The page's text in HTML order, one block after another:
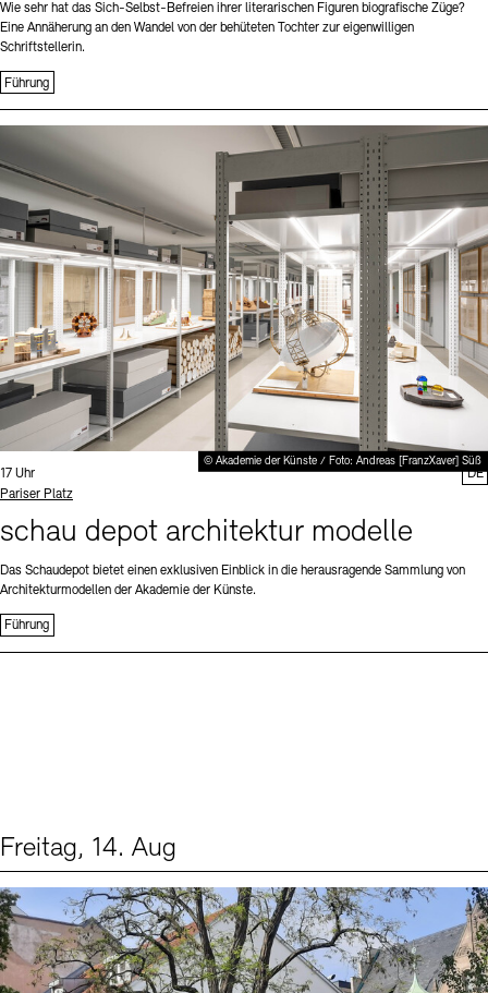
Wie sehr hat das Sich-Selbst-Befreien ihrer literarischen Figuren biografische Züge?
Eine Annäherung an den Wandel von der behüteten Tochter zur eigenwilligen
Schriftstellerin.
Führung
© Akademie der Künste / Foto: Andreas [FranzXaver] Süß
Uhrzeit:
17 Uhr
Standort
Pariser Platz
schau depot architektur modelle
Das Schaudepot bietet einen exklusiven Einblick in die herausragende Sammlung von
Architekturmodellen der Akademie der Künste.
Führung
DE
Freitag, 14. Aug